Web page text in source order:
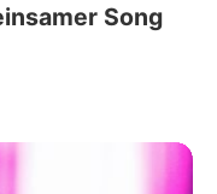
Song